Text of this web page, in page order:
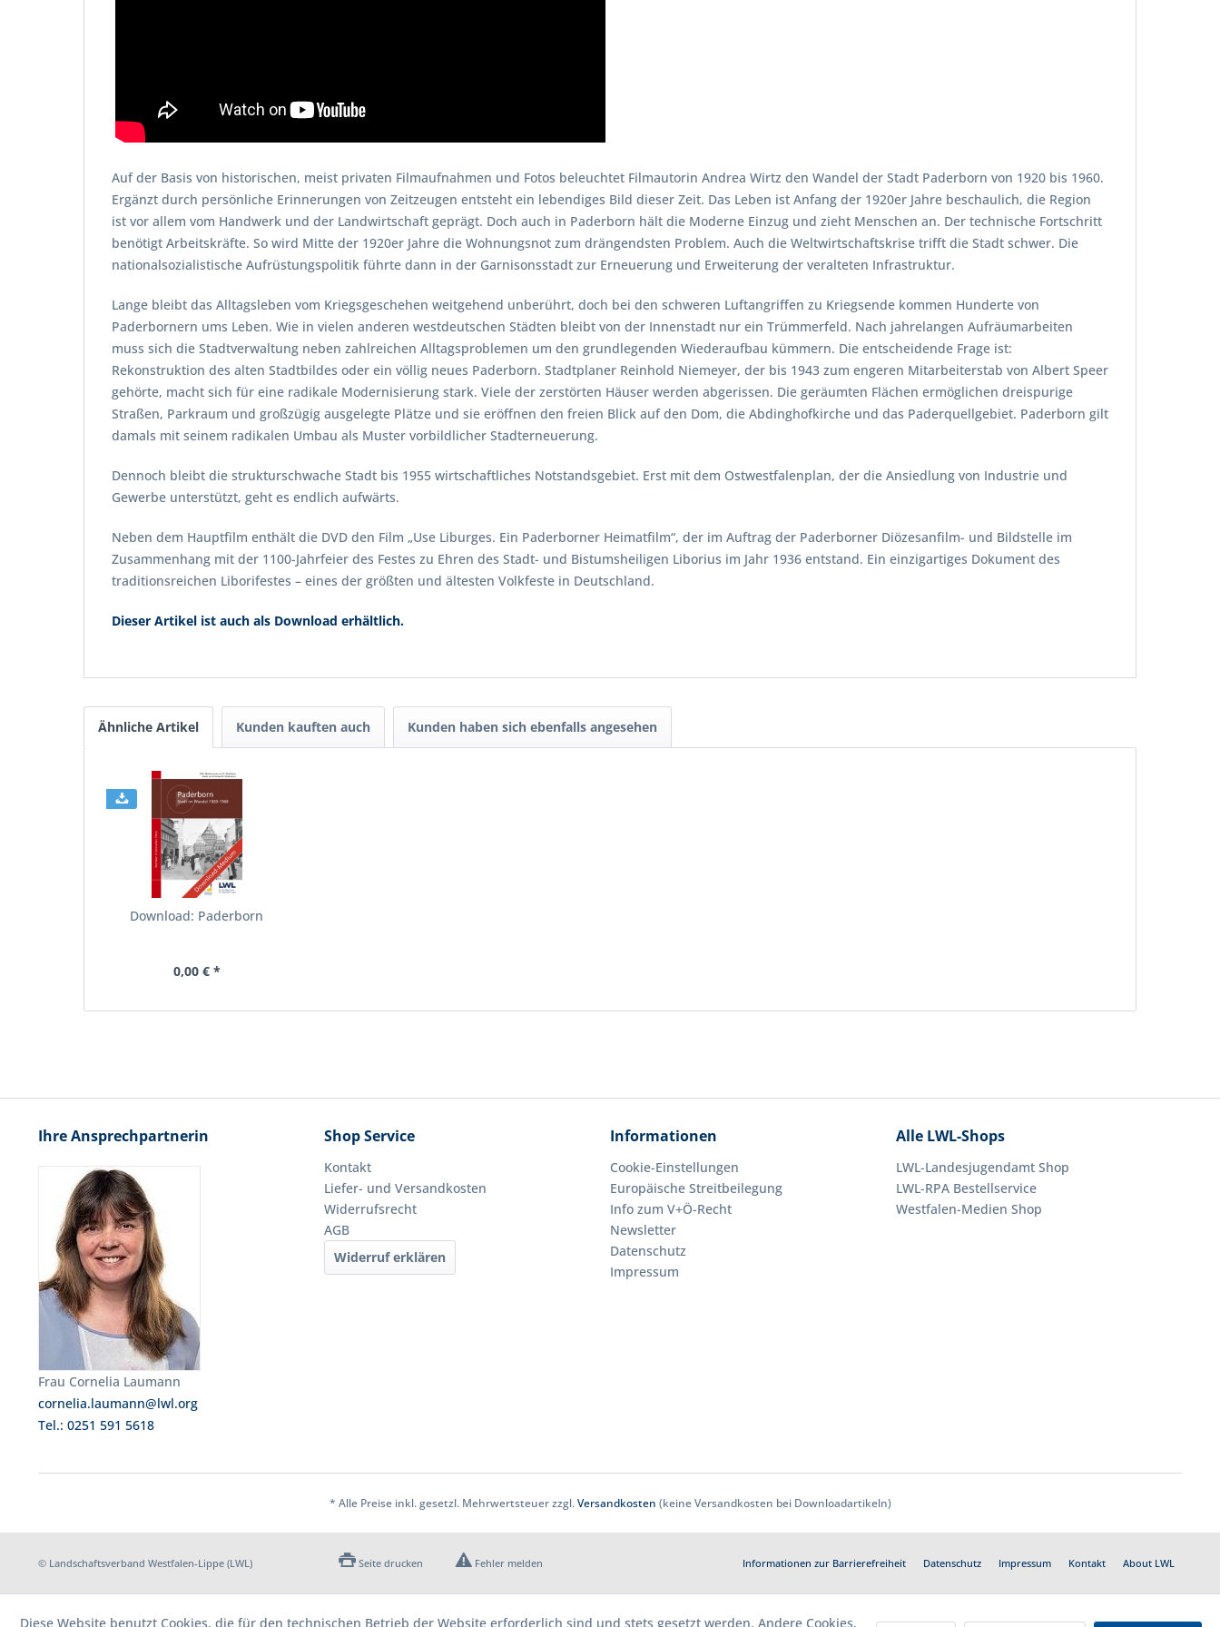
Auf der Basis von historischen, meist privaten Filmaufnahmen und Fotos beleuchtet Filmautorin Andrea Wirtz den Wandel der Stadt Paderborn von 1920 bis 1960.
Ergänzt durch persönliche Erinnerungen von Zeitzeugen entsteht ein lebendiges Bild dieser Zeit. Das Leben ist Anfang der 1920er Jahre beschaulich, die Region
ist vor allem vom Handwerk und der Landwirtschaft geprägt. Doch auch in Paderborn hält die Moderne Einzug und zieht Menschen an. Der technische Fortschritt
benötigt Arbeitskräfte. So wird Mitte der 1920er Jahre die Wohnungsnot zum drängendsten Problem. Auch die Weltwirtschaftskrise trifft die Stadt schwer. Die
nationalsozialistische Aufrüstungspolitik führte dann in der Garnisonsstadt zur Erneuerung und Erweiterung der veralteten Infrastruktur.
Lange bleibt das Alltagsleben vom Kriegsgeschehen weitgehend unberührt, doch bei den schweren Luftangriffen zu Kriegsende kommen Hunderte von
Paderbornern ums Leben. Wie in vielen anderen westdeutschen Städten bleibt von der Innenstadt nur ein Trümmerfeld. Nach jahrelangen Aufräumarbeiten
muss sich die Stadtverwaltung neben zahlreichen Alltagsproblemen um den grundlegenden Wiederaufbau kümmern. Die entscheidende Frage ist:
Rekonstruktion des alten Stadtbildes oder ein völlig neues Paderborn. Stadtplaner Reinhold Niemeyer, der bis 1943 zum engeren Mitarbeiterstab von Albert Speer
gehörte, macht sich für eine radikale Modernisierung stark. Viele der zerstörten Häuser werden abgerissen. Die geräumten Flächen ermöglichen dreispurige
Straßen, Parkraum und großzügig ausgelegte Plätze und sie eröffnen den freien Blick auf den Dom, die Abdinghofkirche und das Paderquellgebiet. Paderborn gilt
damals mit seinem radikalen Umbau als Muster vorbildlicher Stadterneuerung.
Dennoch bleibt die strukturschwache Stadt bis 1955 wirtschaftliches Notstandsgebiet. Erst mit dem Ostwestfalenplan, der die Ansiedlung von Industrie und
Gewerbe unterstützt, geht es endlich aufwärts.
Neben dem Hauptfilm enthält die DVD den Film „Use Liburges. Ein Paderborner Heimatfilm“, der im Auftrag der Paderborner Diözesanfilm- und Bildstelle im
Zusammenhang mit der 1100-Jahrfeier des Festes zu Ehren des Stadt- und Bistumsheiligen Liborius im Jahr 1936 entstand. Ein einzigartiges Dokument des
traditionsreichen Liborifestes – eines der größten und ältesten Volkfeste in Deutschland.
Dieser Artikel ist auch als Download erhältlich.
Ähnliche Artikel Kunden kauften auch Kunden haben sich ebenfalls angesehen
Download: Paderborn
0,00 € *
Ihre Ansprechpartnerin
Frau Cornelia Laumann
cornelia.laumann@lwl.org
Tel.: 0251 591 5618
Shop Service
Kontakt
Liefer- und Versandkosten
Widerrufsrecht
AGB
Widerruf erklären
Informationen
Cookie-Einstellungen
Europäische Streitbeilegung
Info zum V+Ö-Recht
Newsletter
Datenschutz
Impressum
Alle LWL-Shops
LWL-Landesjugendamt Shop
LWL-RPA Bestellservice
Westfalen-Medien Shop
* Alle Preise inkl. gesetzl. Mehrwertsteuer zzgl.Versandkosten (keine Versandkosten bei Downloadartikeln)
© Landschaftsverband Westfalen-Lippe (LWL) Seite drucken Fehler melden Informationen zur Barrierefreiheit Datenschutz Impressum Kontakt About LWL
Diese Website benutzt Cookies, die für den technischen Betrieb der Website erforderlich sind und stets gesetzt werden. Andere Cookies,